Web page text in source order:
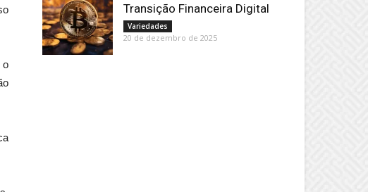
o
Transição Financeira Digital
Variedades
20 de dezembro de 2025